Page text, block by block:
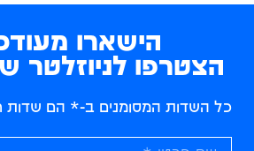
הישארו
הצטרפו לניוזלטר
כל השדות המסומנים ב-* הם שדות